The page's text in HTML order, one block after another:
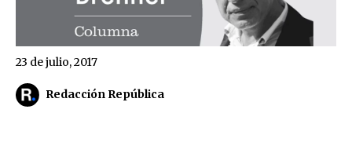
Redacción República
23 de julio, 2017